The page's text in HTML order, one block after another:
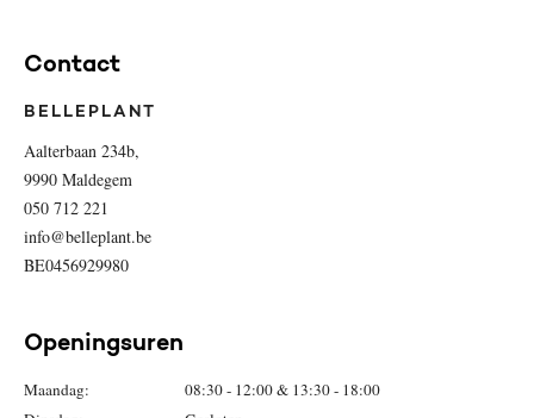
Contact
BELLEPLANT
Aalterbaan 234b,
9990 Maldegem
050 712 221
info@belleplant.be
BE0456929980
Openingsuren
Maandag:
08:30 - 12:00 & 13:30 - 18:00